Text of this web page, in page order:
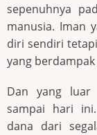
sepenuhnya
manusia. Iman
diri sendiri
yang
Dan yang luar
sampai hari
dana dari